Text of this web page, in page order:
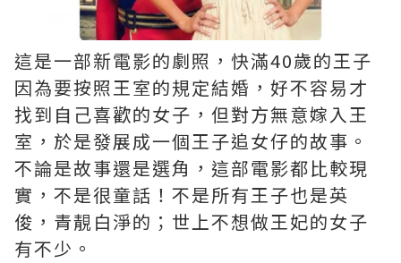
這是一部新電影的劇照，快滿40歲的王子
因為要按照王室的規定結婚，好不容易才
找到自己喜歡的女子，但對方無意嫁入王
室，於是發展成一個王子追女仔的故事。
不論是故事還是選角，這部電影都比較現
實，不是很童話！不是所有王子也是英
俊，青靚白淨的；世上不想做王妃的女子
有不少。